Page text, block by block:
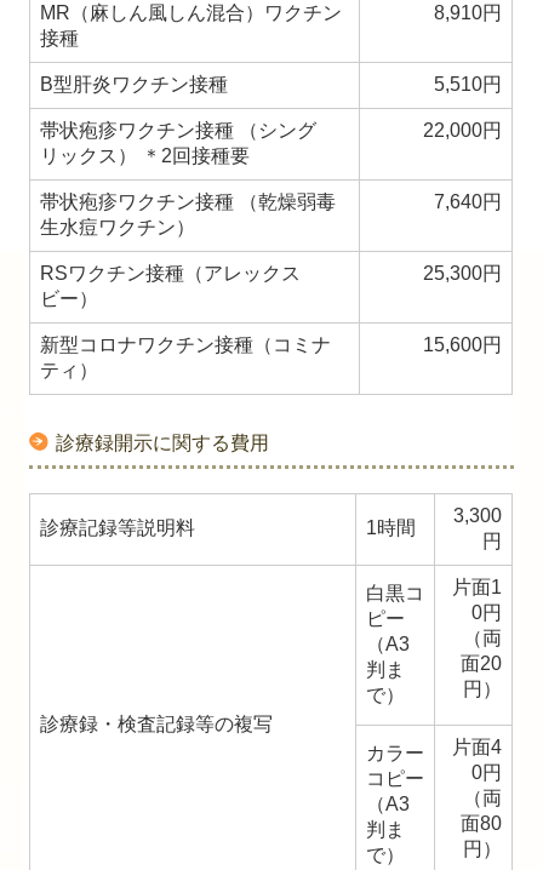
MR（麻しん風しん混合）ワクチン
接種
8,910円
B型肝炎ワクチン接種 5,510円
帯状疱疹ワクチン接種 （シング
リックス） ＊2回接種要
22,000円
帯状疱疹ワクチン接種 （乾燥弱毒
生水痘ワクチン）
7,640円
RSワクチン接種（アレックス
ビー）
25,300円
新型コロナワクチン接種（コミナ
ティ）
15,600円
診療録開示に関する費用
診療記録等説明料 1時間
3,300
円
診療録・検査記録等の複写
白黒コ
ピー
（A3
判ま
で）
片面1
0円
（両
面20
円）
カラー
コピー
（A3
判ま
で）
片面4
0円
（両
面80
円）